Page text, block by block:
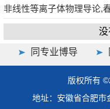
非线性等离子体物理导论,
没
同专业博导
版权所有
地址：安徽省合肥